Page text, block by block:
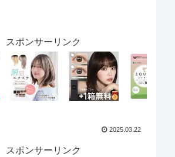
スポンサーリンク
2025.03.22
スポンサーリンク